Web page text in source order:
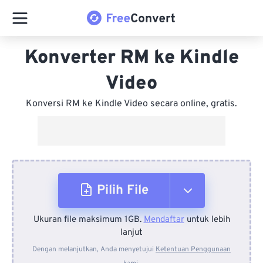
Konverter RM ke Kindle
Video
Konversi RM ke Kindle Video secara online, gratis.
Pilih File
Dari Perangkat
Ukuran file maksimum 1GB.Mendaftaruntuk lebih
lanjut
Dengan melanjutkan, Anda menyetujui Ketentuan Penggunaan